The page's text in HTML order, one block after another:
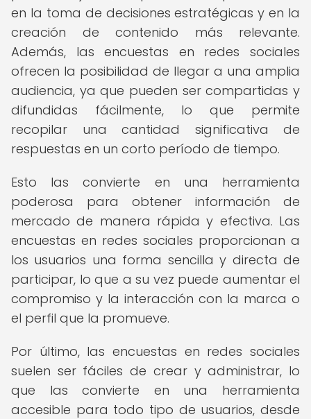
en la toma de decisiones estratégicas y en la
creación de contenido más relevante.
Además, las encuestas en redes sociales
ofrecen la posibilidad de llegar a una amplia
audiencia, ya que pueden ser compartidas y
difundidas fácilmente, lo que permite
recopilar una cantidad significativa de
respuestas en un corto período de tiempo.
Esto las convierte en una herramienta
poderosa para obtener información de
mercado de manera rápida y efectiva. Las
encuestas en redes sociales proporcionan a
los usuarios una forma sencilla y directa de
participar, lo que a su vez puede aumentar el
compromiso y la interacción con la marca o
el perfil que la promueve.
Por último, las encuestas en redes sociales
suelen ser fáciles de crear y administrar, lo
que las convierte en una herramienta
accesible para todo tipo de usuarios, desde